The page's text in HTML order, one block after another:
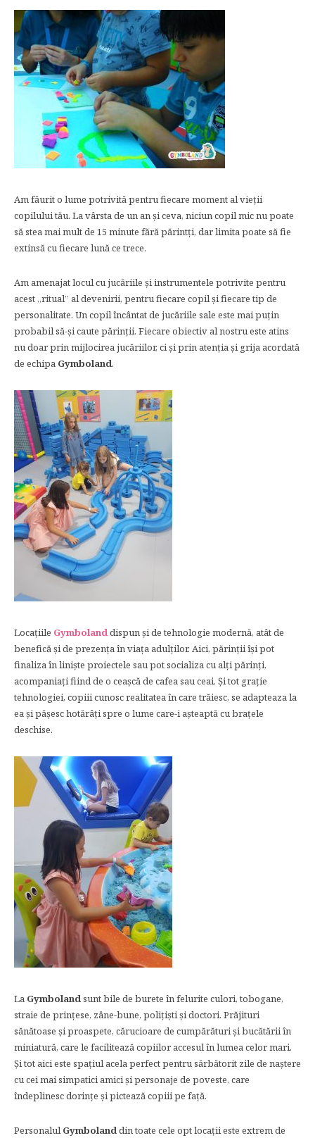
Am făurit o lume potrivită pentru fiecare moment al vieții
copilului tău. La vârsta de un an și ceva, niciun copil mic nu poate
să stea mai mult de 15 minute fără părintți, dar limita poate să fie
extinsă cu fiecare lună ce trece.
Am amenajat locul cu jucăriile și instrumentele potrivite pentru
acest ,,ritual” al devenirii, pentru fiecare copil și fiecare tip de
personalitate. Un copil încântat de jucăriile sale este mai puțin
probabil să-și caute părinții. Fiecare obiectiv al nostru este atins
nu doar prin mijlocirea jucăriilor, ci și prin atenția și grija acordată
de echipa Gymboland.
Locațiile Gymbolanddispun și de tehnologie modernă, atât de
benefică și de prezența în viața adulților. Aici, părinții își pot
finaliza în liniște proiectele sau pot socializa cu alți părinți,
acompaniați fiind de o ceașcă de cafea sau ceai. Și tot grație
tehnologiei, copiii cunosc realitatea în care trăiesc, se adapteaza la
ea și pășesc hotărâți spre o lume care-i așteaptă cu brațele
deschise.
La Gymbolandsunt bile de burete în felurite culori, tobogane,
straie de prințese, zâne-bune, polițiști și doctori. Prăjituri
sănătoase și proaspete, cărucioare de cumpărături și bucătării în
miniatură, care le facilitează copiilor accesul în lumea celor mari.
Și tot aici este spațiul acela perfect pentru sărbătorit zile de naștere
cu cei mai simpatici amici și personaje de poveste, care
îndeplinesc dorințe și pictează copiii pe față.
PersonalulGymbolanddin toate cele opt locații este extrem de